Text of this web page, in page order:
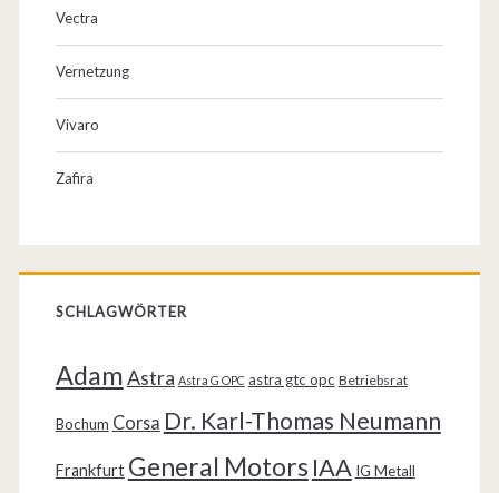
Vectra
Vernetzung
Vivaro
Zafira
SCHLAGWÖRTER
AdamAstra Astra G OPC astra gtc opc Betriebsrat
Bochum Corsa Dr. Karl-Thomas Neumann
Frankfurt General Motors IAA IG Metall